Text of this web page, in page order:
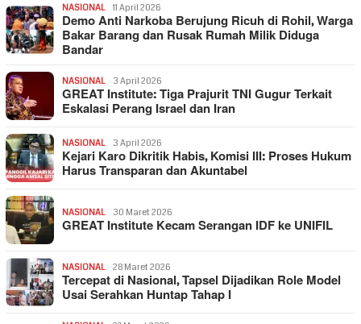
NASIONAL 11 April 2026
Demo Anti Narkoba Berujung Ricuh di Rohil, Warga
Bakar Barang dan Rusak Rumah Milik Diduga
Bandar
NASIONAL 3 April 2026
GREAT Institute: Tiga Prajurit TNI Gugur Terkait
Eskalasi Perang Israel dan Iran
NASIONAL 3 April 2026
Kejari Karo Dikritik Habis, Komisi III: Proses Hukum
Harus Transparan dan Akuntabel
NASIONAL 30 Maret 2026
GREAT Institute Kecam Serangan IDF ke UNIFIL
NASIONAL 28 Maret 2026
Tercepat di Nasional, Tapsel Dijadikan Role Model
Usai Serahkan Huntap Tahap I